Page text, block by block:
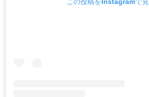
この投稿をInstagramで